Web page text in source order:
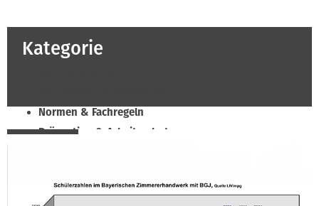
Kategorie
Normen & Fachregeln
Prävention & Arbeitsschutz
Verband & Innungen